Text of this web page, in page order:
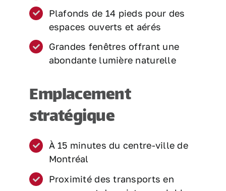
Plafonds de 14 pieds pour des
espaces ouverts et aérés
Grandes fenêtres offrant une
abondante lumière naturelle
Emplacement
stratégique
À 15 minutes du centre-ville de
Montréal
Proximité des transports en